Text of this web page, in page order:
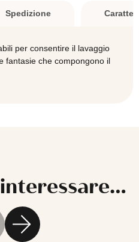
Spedizione
per consentire il lavaggio
fantasie che compongono il